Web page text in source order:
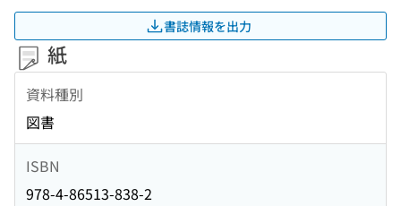
書誌情報を出力
紙
資料種別
図書
ISBN
978-4-86513-838-2